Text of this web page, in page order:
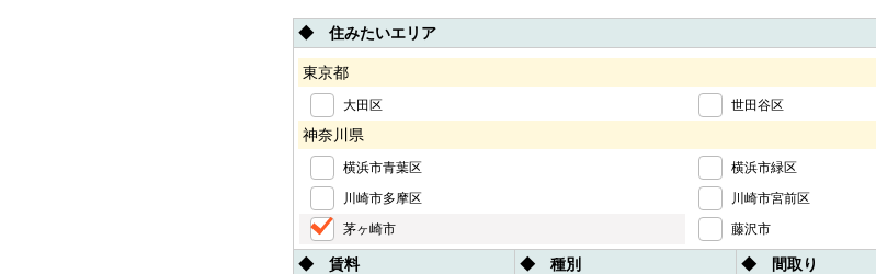
◆ 住みたいエリア
東京都
大田区 世田谷区
神奈川県
横浜市青葉区
横浜市緑区
川崎市多摩区
川崎市宮前区
茅ヶ崎市
藤沢市
◆ 賃料 ◆ 種別 ◆ 間取り